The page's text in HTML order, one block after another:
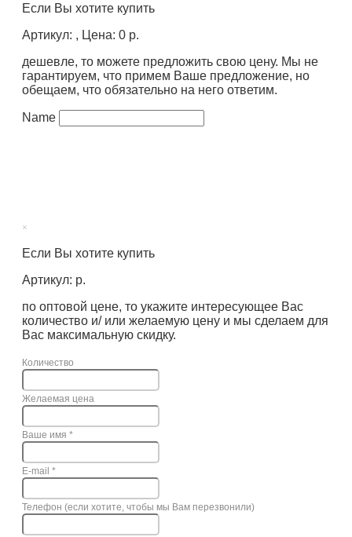
Если Вы хотите купить
Артикул: , Цена: 0 р.
дешевле, то можете предложить свою цену. Мы не
гарантируем, что примем Ваше предложение, но
обещаем, что обязательно на него ответим.
Name
×
Если Вы хотите купить
Артикул: р.
по оптовой цене, то укажите интересующее Вас
количество и/ или желаемую цену и мы сделаем для
Вас максимальную скидку.
Количество
Желаемая цена
Ваше имя *
E-mail *
Телефон (если хотите, чтобы мы Вам перезвонили)